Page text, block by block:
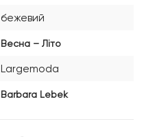
бежевий
Весна – Літо
Largemoda
Barbara Lebek